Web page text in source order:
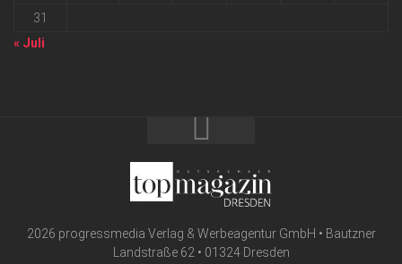
31
« Juli
2026 progressmedia Verlag & Werbeagentur GmbH • Bautzner
Landstraße 62 • 01324 Dresden